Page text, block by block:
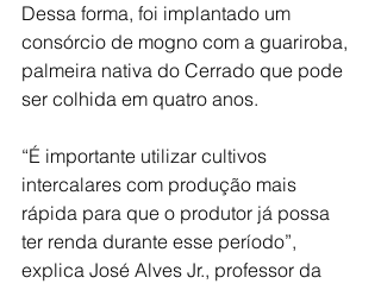
Dessa forma, foi implantado um
consórcio de mogno com a guariroba,
palmeira nativa do Cerrado que pode
ser colhida em quatro anos.
“É importante utilizar cultivos
intercalares com produção mais
rápida para que o produtor já possa
ter renda durante esse período”,
explica José Alves Jr., professor da